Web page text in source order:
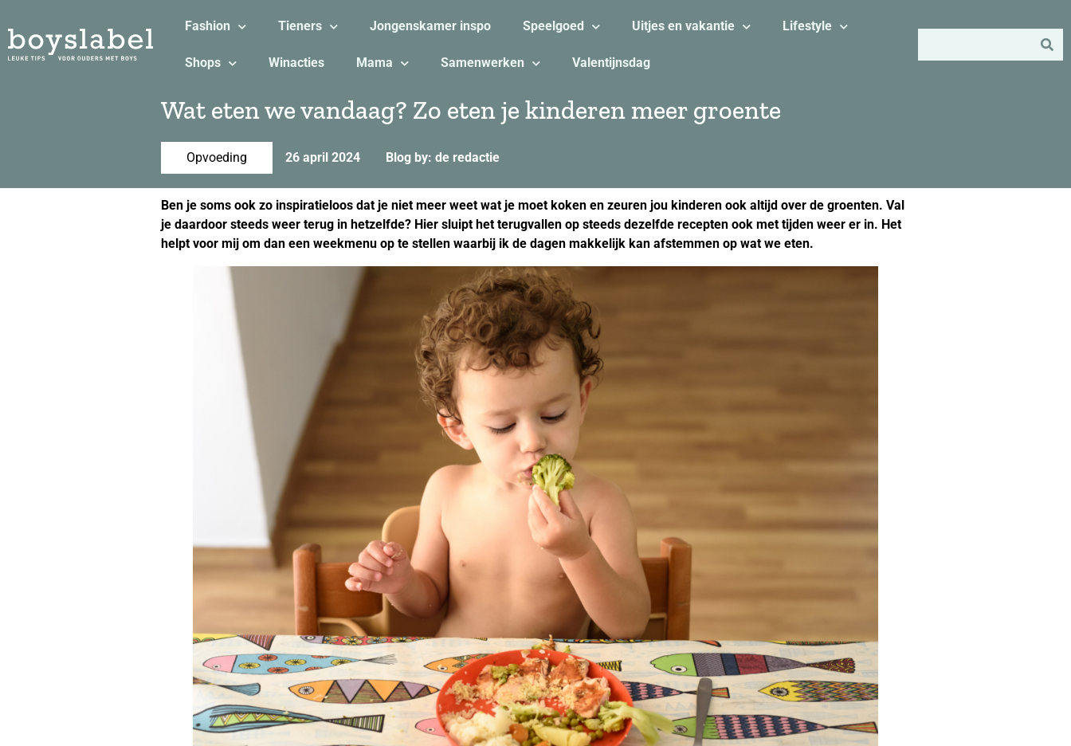
Fashion Tieners Jongenskamer inspo Speelgoed Uitjes en vakantie Lifestyle
Shops Winacties Mama Samenwerken Valentijnsdag
Wat eten we vandaag? Zo eten je kinderen meer groente
Opvoeding 26 april 2024 Blog by: de redactie
Ben je soms ook zo inspiratieloos dat je niet meer weet wat je moet koken en zeuren jou kinderen ook altijd over de groenten. Val
je daardoor steeds weer terug in hetzelfde? Hier sluipt het terugvallen op steeds dezelfde recepten ook met tijden weer er in. Het
helpt voor mij om dan een weekmenu op te stellen waarbij ik de dagen makkelijk kan afstemmen op wat we eten.